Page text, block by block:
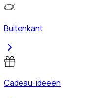
Buitenkant
Cadeau-ideeën